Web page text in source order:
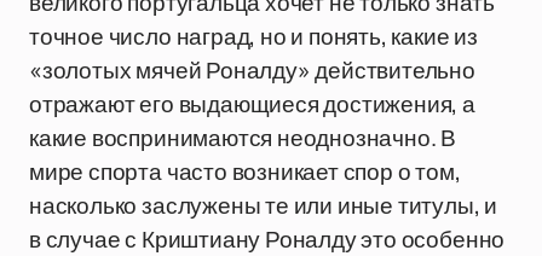
точное число наград, но и понять, какие из
«золотых мячей Роналду» действительно
отражают его выдающиеся достижения, а
какие воспринимаются неоднозначно. В
мире спорта часто возникает спор о том,
насколько заслужены те или иные титулы, и
в случае с Криштиану Роналду это особенно